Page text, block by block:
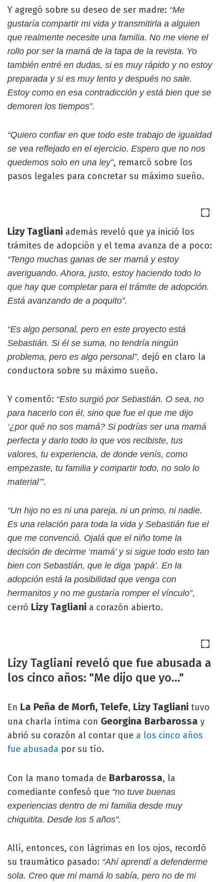
Y agregó sobre su deseo de ser madre: “Me
gustaría compartir mi vida y transmitirla a alguien
que realmente necesite una familia. No me viene el
rollo por ser la mamá de la tapa de la revista. Yo
también entré en dudas, si es muy rápido y no estoy
preparada y si es muy lento y después no sale.
Estoy como en esa contradicción y está bien que se
demoren los tiempos”.
“Quiero confiar en que todo este trabajo de igualdad
se vea reflejado en el ejercicio. Espero que no nos
quedemos solo en una ley”, remarcó sobre los
pasos legales para concretar su máximo sueño.
Lizy Tagliani además reveló que ya inició los
trámites de adopción y el tema avanza de a poco:
“Tengo muchas ganas de ser mamá y estoy
averiguando. Ahora, justo, estoy haciendo todo lo
que hay que completar para el trámite de adopción.
Está avanzando de a poquito”.
“Es algo personal, pero en este proyecto está
Sebastián. Si él se suma, no tendría ningún
problema, pero es algo personal”, dejó en claro la
conductora sobre su máximo sueño.
Y comentó: “Esto surgió por Sebastián. O sea, no
para hacerlo con él, sino que fue el que me dijo
‘¿por qué no sos mamá? Si podrías ser una mamá
perfecta y darlo todo lo que vos recibiste, tus
valores, tu experiencia, de donde venís, como
empezaste, tu familia y compartir todo, no solo lo
material’”.
“Un hijo no es ni una pareja, ni un primo, ni nadie.
Es una relación para toda la vida y Sebastián fue el
que me convenció. Ojalá que el niño tome la
decisión de decirme ‘mamá’ y si sigue todo esto tan
bien con Sebastián, que le diga ‘papá’. En la
adopción está la posibilidad que venga con
hermanitos y no me gustaría romper el vínculo”,
cerró Lizy Tagliani a corazón abierto.
Lizy Tagliani reveló que fue abusada a
los cinco años: "Me dijo que yo..."
En La Peña de Morfi, Telefe, Lizy Tagliani tuvo
una charla íntima con Georgina Barbarossa y
abrió su corazón al contar que a los cinco años
fue abusada por su tío.
Con la mano tomada de Barbarossa, la
comediante confesó que "no tuve buenas
experiencias dentro de mi familia desde muy
chiquitita. Desde los 5 años".
Allí, entonces, con lágrimas en los ojos, recordó
su traumático pasado: “Ahí aprendí a defenderme
sola. Creo que mi mamá lo sabía, pero no de mi